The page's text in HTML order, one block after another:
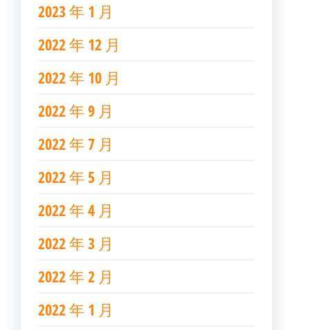
2023 年 1 月
2022 年 12 月
2022 年 10 月
2022 年 9 月
2022 年 7 月
2022 年 5 月
2022 年 4 月
2022 年 3 月
2022 年 2 月
2022 年 1 月